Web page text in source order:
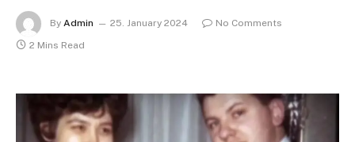
By Admin 25. January 2024
No Comments
2 Mins Read